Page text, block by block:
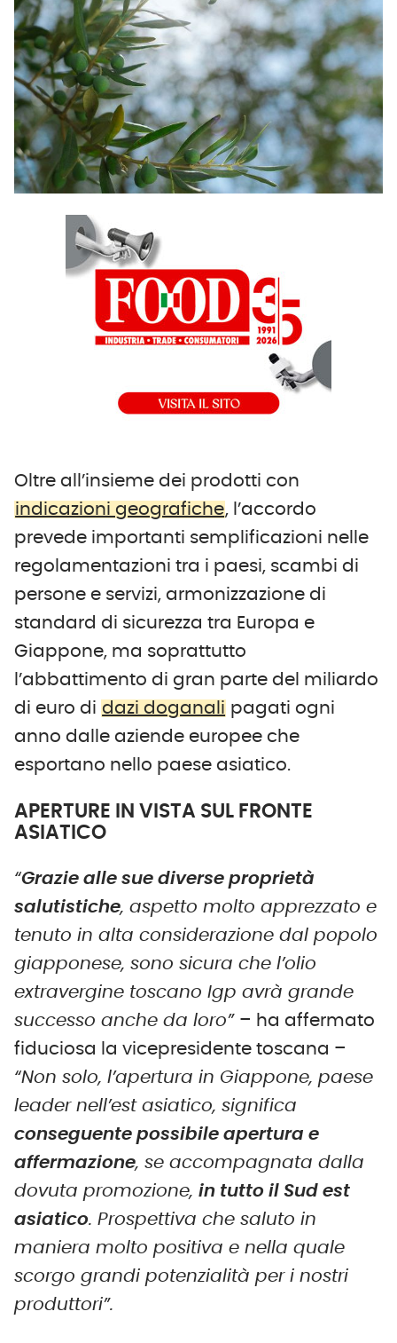
Oltre all’insieme dei prodotti con
indicazioni geografiche, l’accordo
prevede importanti semplificazioni nelle
regolamentazioni tra i paesi, scambi di
persone e servizi, armonizzazione di
standard di sicurezza tra Europa e
Giappone, ma soprattutto
l’abbattimento di gran parte del miliardo
di euro di dazi doganali pagati ogni
anno dalle aziende europee che
esportano nello paese asiatico.
APERTURE IN VISTA SUL FRONTE
ASIATICO
“Grazie alle sue diverse proprietà
salutistiche, aspetto molto apprezzato e
tenuto in alta considerazione dal popolo
giapponese, sono sicura che l’olio
extravergine toscano Igp avrà grande
successo anche da loro” – ha affermato
fiduciosa la vicepresidente toscana –
“Non solo, l’apertura in Giappone, paese
leader nell’est asiatico, significa
conseguente possibile apertura e
affermazione, se accompagnata dalla
dovuta promozione, in tutto il Sud est
asiatico. Prospettiva che saluto in
maniera molto positiva e nella quale
scorgo grandi potenzialità per i nostri
produttori”.